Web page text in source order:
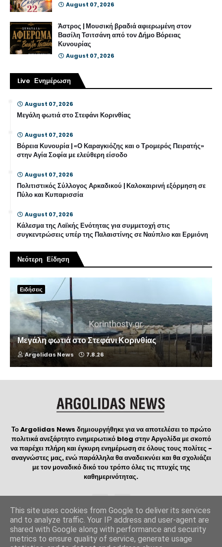
August 07, 2026
Άστρος | Μουσική βραδιά αφιερωμένη στον
Βασίλη Τσιτσάνη από τον Δήμο Βόρειας
Κυνουρίας
August 07, 2026
Live Ενημέρωση
August 07, 2026
Μεγάλη φωτιά στο Στεφάνι Κορινθίας
August 07, 2026
Βόρεια Κυνουρία | «Ο Καραγκιόζης και ο Τρομερός Πειρατής»
στην Αγία Σοφία με ελεύθερη είσοδο
August 07, 2026
Πολιτιστικός Σύλλογος Αρκαδικού | Καλοκαιρινή εξόρμηση σε
Πύλο και Κυπαρισσία
August 07, 2026
Κάλεσμα της Λαϊκής Ενότητας για συμμετοχή στις
συγκεντρώσεις υπέρ της Παλαιστίνης σε Ναύπλιο και Ερμιόνη
Νεότερη Είδηση
Ειδήσεις
Μεγάλη φωτιά στο Στεφάνι Κορινθίας
Argolidas News 7.8.26
Το Argolidas News δημιουργήθηκε για να αποτελέσει το πρώτο
πολιτικά ανεξάρτητο ενημερωτικό blog στην Αργολίδα με σκοπό
να παρέχει πλήρη και έγκυρη ενημέρωση σε όλους τους πολίτες -
αναγνώστες μας, ενώ παράλληλα θα αναδεικνύει και θα σχολιάζει
με τον μοναδικό δικό του τρόπο όλες τις πτυχές της
καθημερινότητας.
CopyrightArgolidasNews©2023 | Created and Designed by
Manos WebDesign| Logo created byΟΔΟΣ ΔΗΜΙΟΥΡΓΙΑΣ
This site uses cookies from Google to deliver its services
and to analyze traffic. Your IP address and user-agent are
shared with Google along with performance and security
metrics to ensure quality of service, generate usage